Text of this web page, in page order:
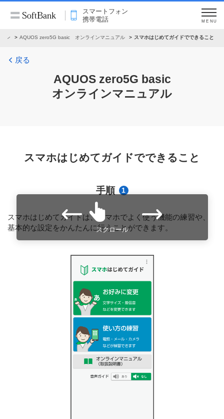
スマートフォン
携帯電話
MENU
ン AQUOS zero5G basic オンラインマニュアル スマホはじめてガイドでできること
戻る
AQUOS zero5G basic
オンラインマニュアル
スマホはじめてガイドでできること
手順 1
スマホはじめてガイドは、スマホでよく使う機能の練習や、
基本的な設定をかんたんに行うことができます。
スクロール